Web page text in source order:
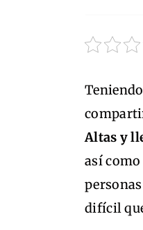
Altas y
así
difícil